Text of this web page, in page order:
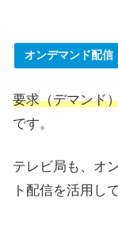
オンデマンド配信
要求（デマンド
です。
テレビ局も、オ
ト配信を活用し